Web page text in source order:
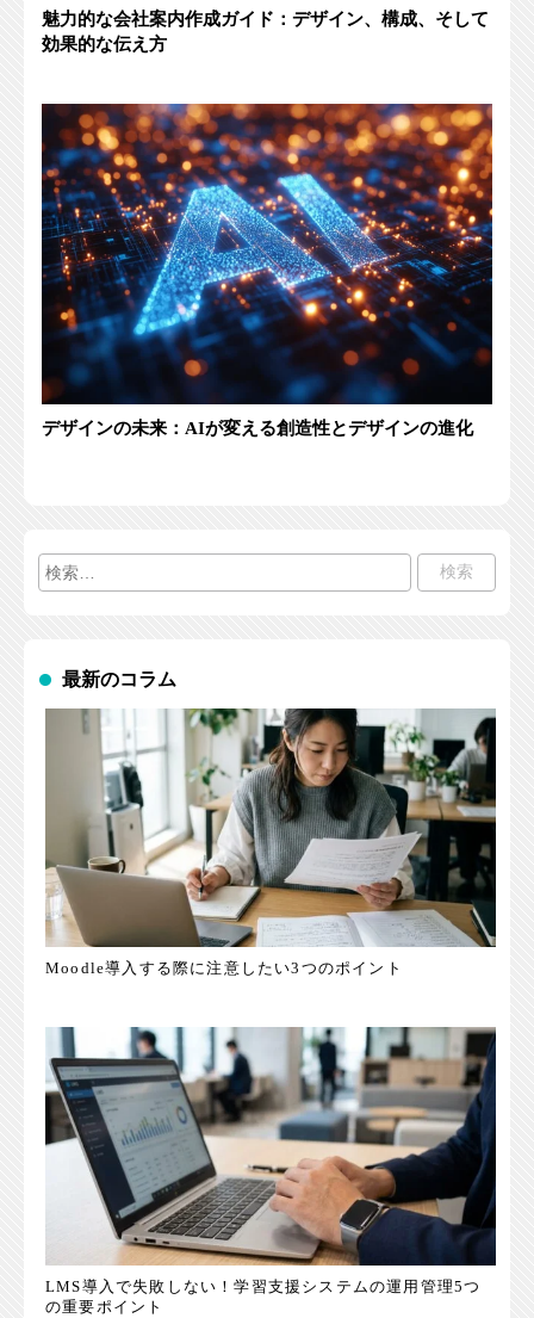
魅力的な会社案内作成ガイド：デザイン、構成、そして
効果的な伝え方
デザインの未来：AIが変える創造性とデザインの進化
検
最新のコラム
Moodle導入する際に注意したい3つのポイント
LMS導入で失敗しない！学習支援システムの運用管理5つ
の重要ポイント